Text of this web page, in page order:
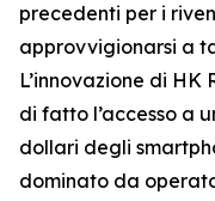
precedenti per i
approvvigionarsi a
L’innovazione di
di fatto l’accesso a
dollari degli
dominato da